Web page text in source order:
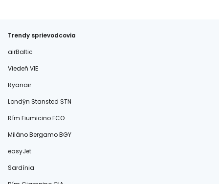
Trendy sprievodcovia
airBaltic
Viedeň VIE
Ryanair
Londýn Stansted STN
Rím Fiumicino FCO
Miláno Bergamo BGY
easyJet
Sardínia